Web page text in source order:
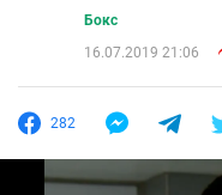
Бокс
16.07.2019 21:06
282